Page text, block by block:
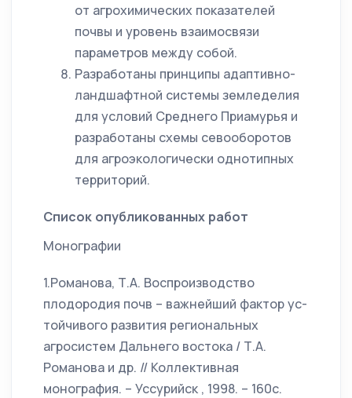
от агрохимических показателей
почвы и уровень взаимосвязи
параметров между собой.
Разработаны принципы адаптивно-
ландшафтной системы земледелия
для условий Среднего Приамурья и
разработаны схемы севооборотов
для агроэкологически однотипных
территорий.
Список опубликованных работ
Монографии
1.Романова, Т.А. Воспроизводство
плодородия почв – важнейший фактор ус-
тойчивого развития региональных
агросистем Дальнего востока / Т.А.
Романова и др. // Коллективная
монография. – Уссурийск , 1998. – 160с.